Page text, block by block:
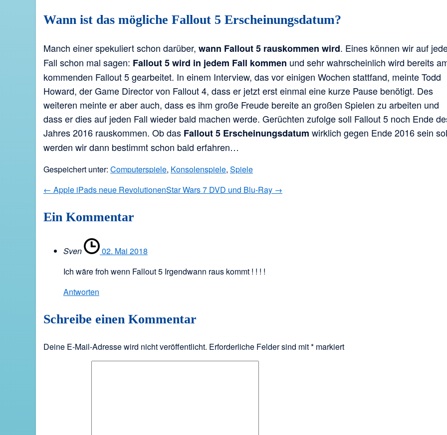
Wann ist das mögliche Fallout 5 Erscheinungsdatum?
Manch einer spekuliert schon darüber, wann Fallout 5 rauskommen wird. Eines können wir auf
Fall schon mal sagen: Fallout 5 wird in jedem Fall kommen und sehr wahrscheinlich wird bereits
kommenden Fallout 5 gearbeitet. In einem Interview, das vor einigen Wochen stattfand, meinte Todd
Howard, der Game Director von Fallout 4, dass er jetzt erst einmal eine kurze Pause benötigt. Des
weiteren meinte er aber auch, dass es ihm große Freude bereite an großen Spielen zu arbeiten und
dass er dies auf jeden Fall wieder bald machen werde. Gerüchten zufolge soll Fallout 5 noch Ende
Jahres 2016 rauskommen. Ob das Fallout 5 Erscheinungsdatum wirklich gegen Ende 2016 sein
werden wir dann bestimmt schon bald erfahren…
Gespeichert unter: Computerspiele, Konsolenspiele, Spiele
Beitragsnavigation
← Apple iPads neue RevolutionenStar Wars 7 DVD und Blu-Ray →
Ein Kommentar
Sven
02. Mai 2018
Ich wäre froh wenn Fallout 5 Irgendwann raus kommt ! ! ! !
Antworten
Schreibe einen Kommentar
Deine E-Mail-Adresse wird nicht veröffentlicht. Erforderliche Felder sind mit* markiert